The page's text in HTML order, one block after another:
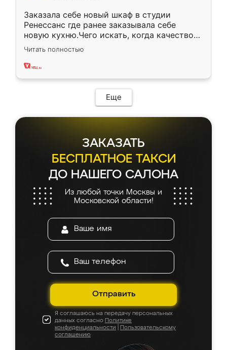
Заказала себе новый шкаф в студии
Ренессанс где ранее заказывала себе
новую кухню.Чего искать, когда качеством
вполне довольна. Служит кухня уже почти
два года, нареканий нет.
Читать полностью
Еще
ЗАКАЗАТЬ
БЕСПЛАТНОЕ ТАКСИ
ДО НАШЕГО САЛОНА
Из любой точки Москвы и
Московской области!
Отправить
Я соглашаюсь на передачу персональных
данных согласно Политике
конфиденциальности
Пользовательскому
соглашению